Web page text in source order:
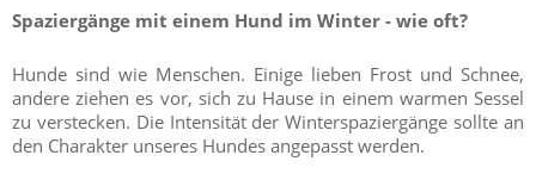
Spaziergänge mit einem Hund im Winter - wie oft?
Hunde sind wie Menschen. Einige lieben Frost und Schnee,
andere ziehen es vor, sich zu Hause in einem warmen Sessel
zu verstecken. Die Intensität der Winterspaziergänge sollte an
den Charakter unseres Hundes angepasst werden.